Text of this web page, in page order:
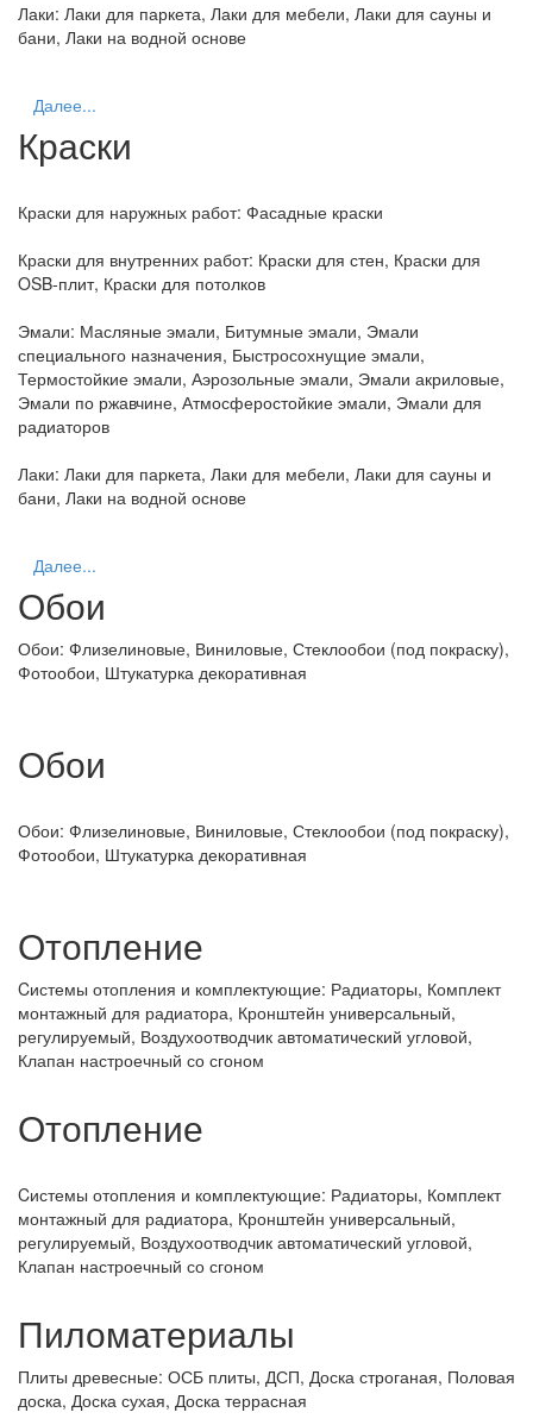
Лаки: Лаки для паркета, Лаки для мебели, Лаки для сауны и
бани, Лаки на водной основе
Далее...
Краски
Краски для наружных работ: Фасадные краски
Краски для внутренних работ: Краски для стен, Краски для
OSB-плит, Краски для потолков
Эмали: Масляные эмали, Битумные эмали, Эмали
специального назначения, Быстросохнущие эмали,
Термостойкие эмали, Аэрозольные эмали, Эмали акриловые,
Эмали по ржавчине, Атмосферостойкие эмали, Эмали для
радиаторов
Лаки: Лаки для паркета, Лаки для мебели, Лаки для сауны и
бани, Лаки на водной основе
Далее...
Обои
Обои: Флизелиновые, Виниловые, Стеклообои (под покраску),
Фотообои, Штукатурка декоративная
Обои
Обои: Флизелиновые, Виниловые, Стеклообои (под покраску),
Фотообои, Штукатурка декоративная
Отопление
Cистемы отопления и комплектующие: Радиаторы, Комплект
монтажный для радиатора, Кронштейн универсальный,
регулируемый, Воздухоотводчик автоматический угловой,
Клапан настроечный со сгоном
Отопление
Cистемы отопления и комплектующие: Радиаторы, Комплект
монтажный для радиатора, Кронштейн универсальный,
регулируемый, Воздухоотводчик автоматический угловой,
Клапан настроечный со сгоном
Пиломатериалы
Плиты древесные: ОСБ плиты, ДСП, Доска строганая, Половая
доска, Доска сухая, Доска террасная